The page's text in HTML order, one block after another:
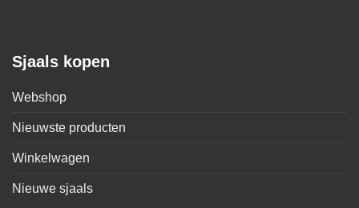
Sjaals kopen
Webshop
Nieuwste producten
Winkelwagen
Nieuwe sjaals